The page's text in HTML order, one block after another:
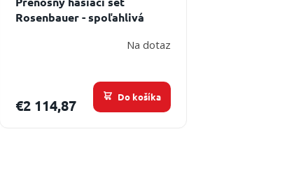
Rosenbauer - spoľahlivá
Na dotaz
€2 114,87 Do košíka